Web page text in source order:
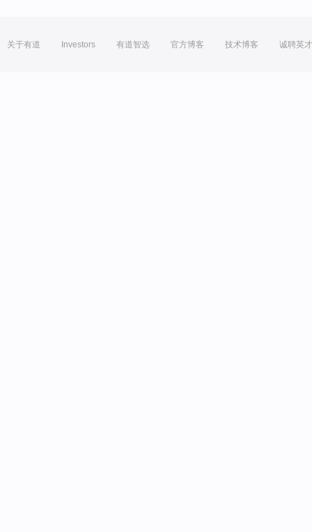
关于有道 Investors 有道智选 官方博客 技术博客 诚聘英才